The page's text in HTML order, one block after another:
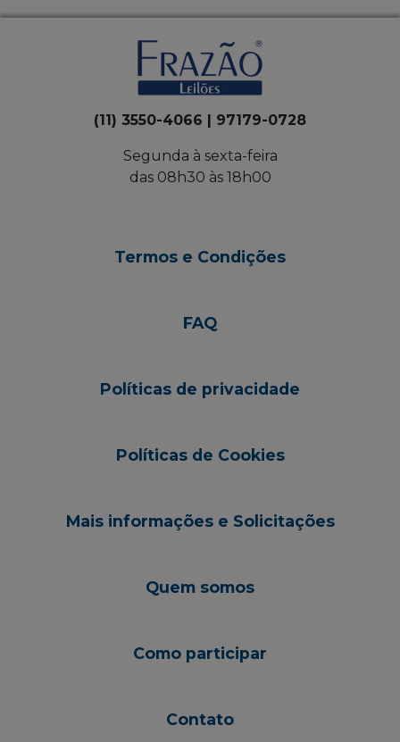
(11) 3550-4066 | 97179-0728
Segunda à sexta-feira
das 08h30 às 18h00
Termos e Condições
FAQ
Políticas de privacidade
Políticas de Cookies
Mais informações e Solicitações
Quem somos
Como participar
Contato